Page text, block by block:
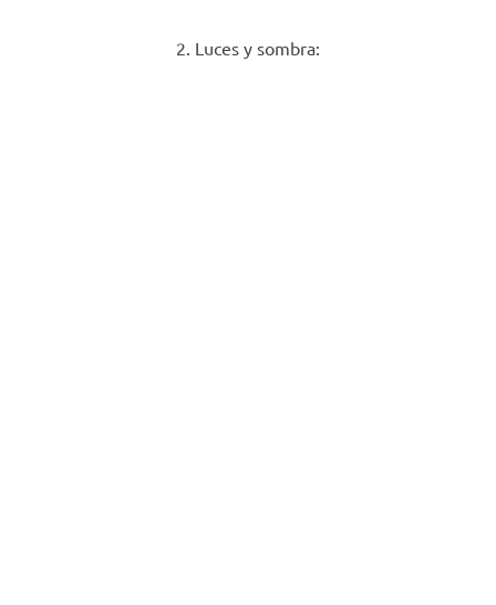
2. Luces y sombra: